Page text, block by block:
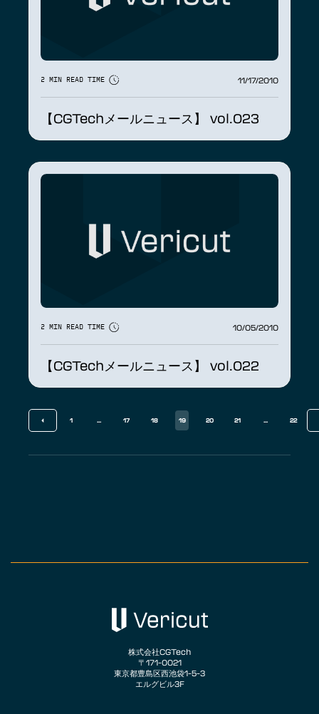
2 MIN READ TIME 11/17/2010
【CGTechメールニュース】 vol.023
2 MIN READ TIME 10/05/2010
【CGTechメールニュース】 vol.022
1 ... 17 18 19 20 21 ... 22
株式会社CGTech
〒171-0021
東京都豊島区西池袋1-5-3
エルグビル3F